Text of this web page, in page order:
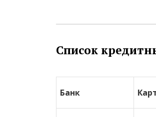
Список
Банк